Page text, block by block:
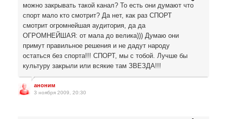
можно закрывать такой канал? То есть они думают что
спорт мало кто смотрит? Да нет, как раз СПОРТ
смотрит огромнейшая аудитория, да да
ОГРОМНЕЙШАЯ: от мала до велика))) Думаю они
примут правильное решения и не дадут народу
остаться без спорта!!! СПОРТ, мы с тобой. Лучше бы
культуру закрыли или всякие там ЗВЕЗДА!!!
аноним
3 ноября 2009, 20:30